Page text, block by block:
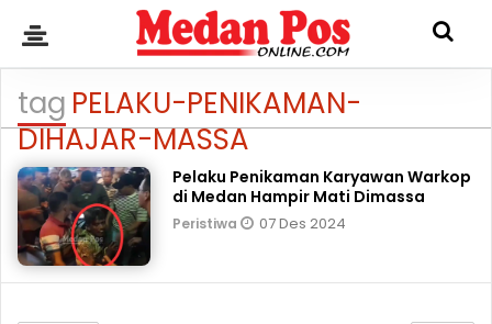
tag PELAKU-PENIKAMAN-
DIHAJAR-MASSA
Pelaku Penikaman Karyawan Warkop
di Medan Hampir Mati Dimassa
Peristiwa 07 Des 2024